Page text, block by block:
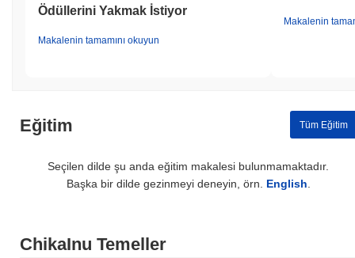
Ödüllerini Yakmak İstiyor
Makalenin tamamını okuyun
Makalenin
Eğitim Tüm Eğitim
Seçilen dilde şu anda eğitim makalesi bulunmamaktadır.
Başka bir dilde gezinmeyi deneyin, örn. English.
ChikaInu Temeller